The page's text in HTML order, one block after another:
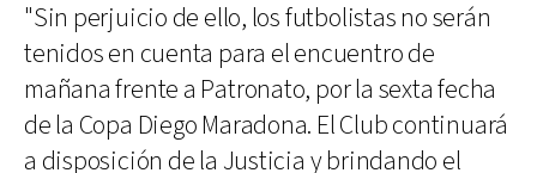
"Sin perjuicio de ello, los futbolistas no serán
tenidos en cuenta para el encuentro de
mañana frente a Patronato, por la sexta fecha
de la Copa Diego Maradona. El Club continuará
a disposición de la Justicia y brindando el